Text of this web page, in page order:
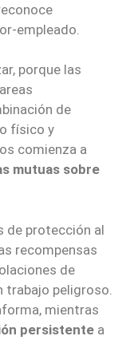
empleado.
porque las
de
físico y
comienza a
mutuas sobre
de protección al
recompensas
de
peligroso.
mientras
persistente a